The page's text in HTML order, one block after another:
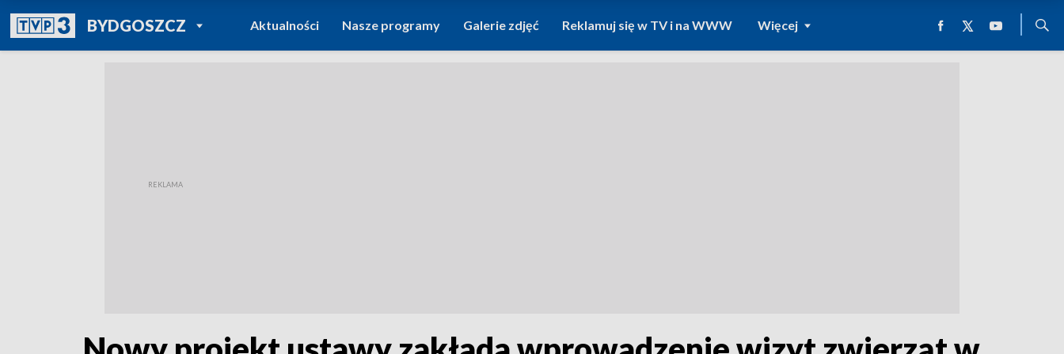
BYDGOSZCZPOWRÓT DO
TVP REGIONY
Aktualności Nasze programy Galerie zdjęć Reklamuj się w TV i na WWW Więcej